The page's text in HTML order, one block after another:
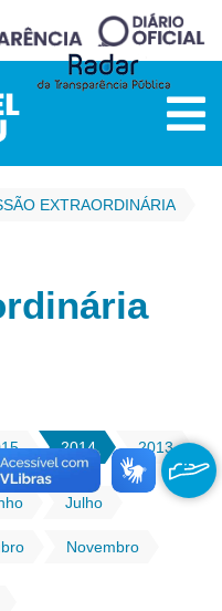
EXTRAORDINÁRIA
2014 2013
Julho
Novembro